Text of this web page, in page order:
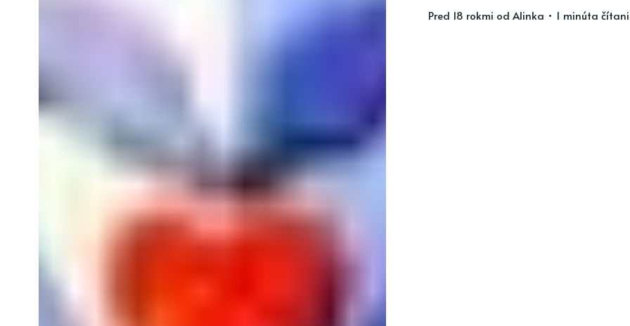
pred 18 rokmi od Alinka • 1 minúta